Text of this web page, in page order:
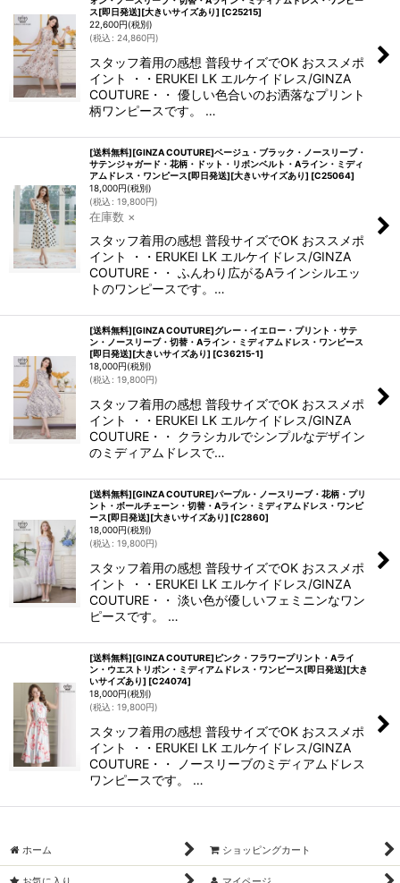
ス[即日発送][大きいサイズあり] [C25215]
22,600円(税別)
(税込 : 24,860円)
スタッフ着用の感想 普段サイズでOK おススメポ
イント ・・ERUKEI LK エルケイドレス/GINZA
COUTURE・・ 優しい色合いのお洒落なプリント
柄ワンピースです。 …
[送料無料][GINZA COUTURE]ベージュ・ブラック・ノースリーブ・
サテンジャガード・花柄・ドット・リボンベルト・Aライン・ミディ
アムドレス・ワンピース[即日発送][大きいサイズあり] [C25064]
18,000円(税別)
(税込 : 19,800円)
在庫数 ×
スタッフ着用の感想 普段サイズでOK おススメポ
イント ・・ERUKEI LK エルケイドレス/GINZA
COUTURE・・ ふんわり広がるAラインシルエッ
トのワンピースです。…
[送料無料][GINZA COUTURE]グレー・イエロー・プリント・サテ
ン・ノースリーブ・切替・Aライン・ミディアムドレス・ワンピース
[即日発送][大きいサイズあり] [C36215-1]
18,000円(税別)
(税込 : 19,800円)
スタッフ着用の感想 普段サイズでOK おススメポ
イント ・・ERUKEI LK エルケイドレス/GINZA
COUTURE・・ クラシカルでシンプルなデザイン
のミディアムドレスで…
[送料無料][GINZA COUTURE]パープル・ノースリーブ・花柄・プリ
ント・ボールチェーン・切替・Aライン・ミディアムドレス・ワンピ
ース[即日発送][大きいサイズあり] [C2860]
18,000円(税別)
(税込 : 19,800円)
スタッフ着用の感想 普段サイズでOK おススメポ
イント ・・ERUKEI LK エルケイドレス/GINZA
COUTURE・・ 淡い色が優しいフェミニンなワン
ピースです。 …
[送料無料][GINZA COUTURE]ピンク・フラワープリント・Aライ
ン・ウエストリボン・ミディアムドレス・ワンピース[即日発送][大き
いサイズあり] [C24074]
18,000円(税別)
(税込 : 19,800円)
スタッフ着用の感想 普段サイズでOK おススメポ
イント ・・ERUKEI LK エルケイドレス/GINZA
COUTURE・・ ノースリーブのミディアムドレス
ワンピースです。 …
ホーム ショッピングカート